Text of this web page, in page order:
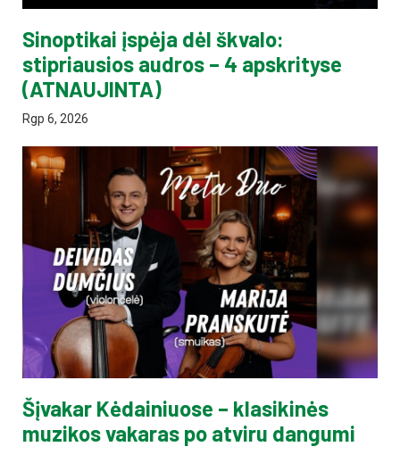
Sinoptikai įspėja dėl škvalo:
stipriausios audros – 4 apskrityse
(ATNAUJINTA)
Rgp 6, 2026
Šįvakar Kėdainiuose – klasikinės
muzikos vakaras po atviru dangumi